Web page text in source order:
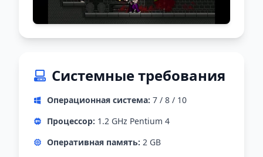
Системные требования
Операционная система: 7 / 8 / 10
Процессор: 1.2 GHz Pentium 4
Оперативная память: 2 GB